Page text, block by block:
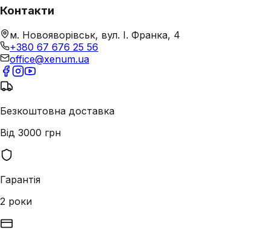
Контакти
м. Новояворівськ, вул. І. Франка, 4
+380 67 676 25 56
office@xenum.ua
Безкоштовна доставка
Від 3000 грн
Гарантія
2 роки